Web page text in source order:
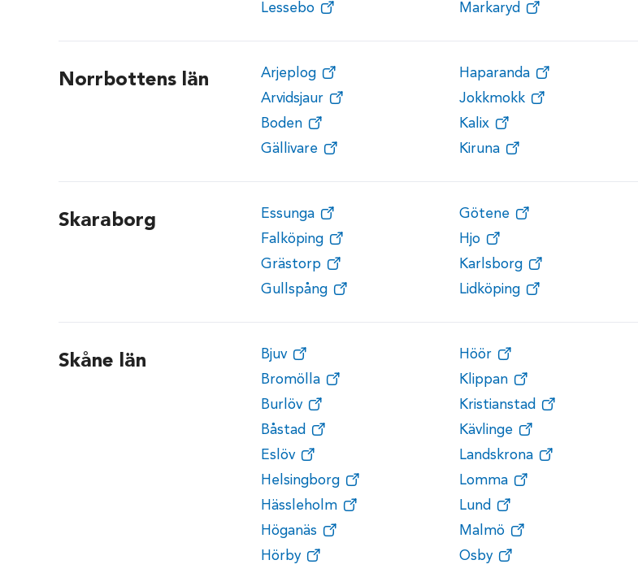
Lessebo
Markaryd
Norrbottens län
Arjeplog
Arvidsjaur
Boden
Gällivare
Haparanda
Jokkmokk
Kalix
Kiruna
Skaraborg
Essunga
Falköping
Grästorp
Gullspång
Götene
Hjo
Karlsborg
Lidköping
Skåne län
Bjuv
Bromölla
Burlöv
Båstad
Eslöv
Helsingborg
Hässleholm
Höganäs
Hörby
Höör
Klippan
Kristianstad
Kävlinge
Landskrona
Lomma
Lund
Malmö
Osby